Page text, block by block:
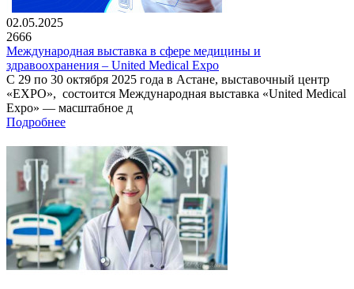
02.05.2025
2666
Международная выставка в сфере медицины и
здравоохранения – United Medical Expo
С 29 по 30 октября 2025 года в Астане, выставочный центр
«EXPO», состоится Международная выставка «United Medical
Expo» — масштабное д
Подробнее